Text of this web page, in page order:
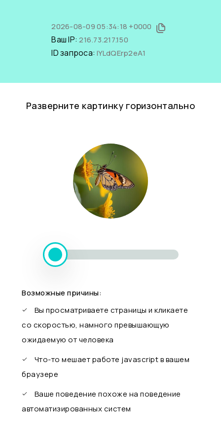
2026-08-09 05:34:18 +0000
Ваш IP:216.73.217.150
ID запроса:IYLdQErp2eA1
Разверните картинку горизонтально
Возможные причины:
Вы просматриваете страницы и кликаете
со скоростью, намного превышающую
ожидаемую от человека
Что-то мешает работе javascript в вашем
браузере
Ваше поведение похоже на поведение
автоматизированных систем